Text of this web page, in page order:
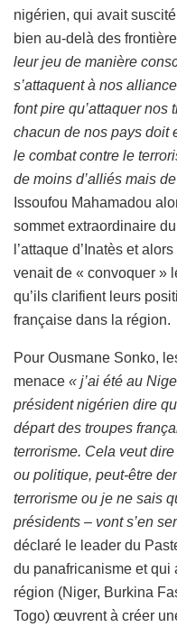
nigérien, qui avait
bien au-delà des
leur jeu de manière
s’attaquent à nos
font pire qu’attaquer nos
chacun de nos pays
le combat contre le
de moins d’alliés mais
Issoufou Mahamadou
sommet extraordinaire
l’attaque d’Inatès et
venait de « convoquer »
qu’ils clarifient leurs
française dans la région.
Pour Ousmane Sonko,
menace « j’ai été au
président nigérien dire
départ des troupes
terrorisme. Cela veut
ou politique, peut-être
terrorisme ou je ne sais
présidents – vont s’en
déclaré le leader du
du panafricanisme et qui
région (Niger, Burkina
Togo) œuvrent à créer